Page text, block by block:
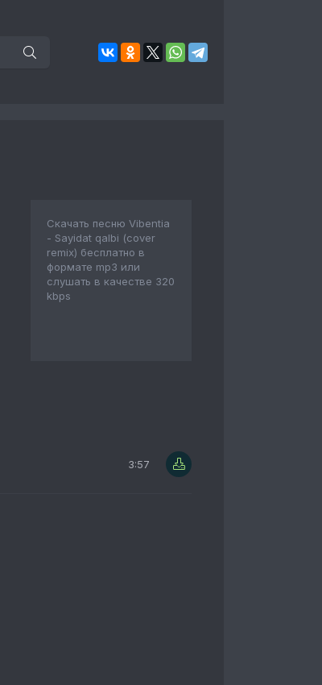
Скачать песню Vibentia
- Sayidat qalbi (cover
remix) бесплатно в
формате mp3 или
слушать в качестве 320
kbps
3:57